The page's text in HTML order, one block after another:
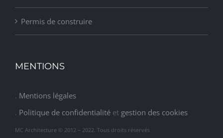
Permis de construire
MENTIONS
. Mentions légales
. Politique de confidentialité et gestion des cookies
MC Architecture © 2012 – 2022. Tous droits réservés